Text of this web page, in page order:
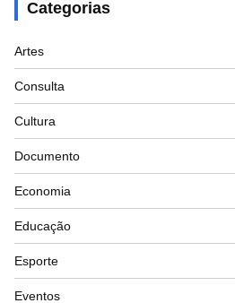
Categorias
Artes
Consulta
Cultura
Documento
Economia
Educação
Esporte
Eventos